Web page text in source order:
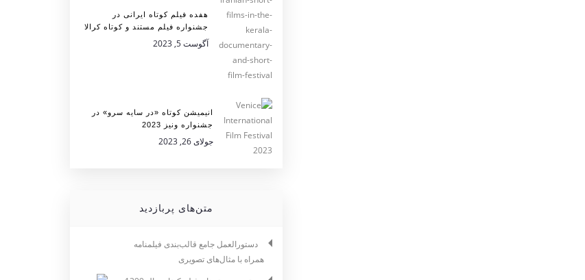
هفده فیلم کوتاه ایرانی در
جشنواره فیلم مستند و کوتاه کرالا
آگوست 5, 2023
انیمیشن کوتاه «در سایه سرو» در
جشنواره ونیز 2023
جولای 26, 2023
متن‌های پربازدید
دستورالعمل جامع قالب‌بندی فیلمنامه
همراه با مثال‌های تصویری